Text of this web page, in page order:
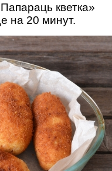
кветка»
на 20 минут.